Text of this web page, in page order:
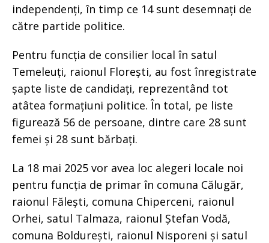
independenți, în timp ce 14 sunt desemnați de
către partide politice.
Pentru funcția de consilier local în satul
Temeleuți, raionul Florești, au fost înregistrate
șapte liste de candidați, reprezentând tot
atâtea formațiuni politice. În total, pe liste
figurează 56 de persoane, dintre care 28 sunt
femei și 28 sunt bărbați.
La 18 mai 2025 vor avea loc alegeri locale noi
pentru funcția de primar în comuna Călugăr,
raionul Fălești, comuna Chiperceni, raionul
Orhei, satul Talmaza, raionul Ștefan Vodă,
comuna Boldurești, raionul Nisporeni și satul